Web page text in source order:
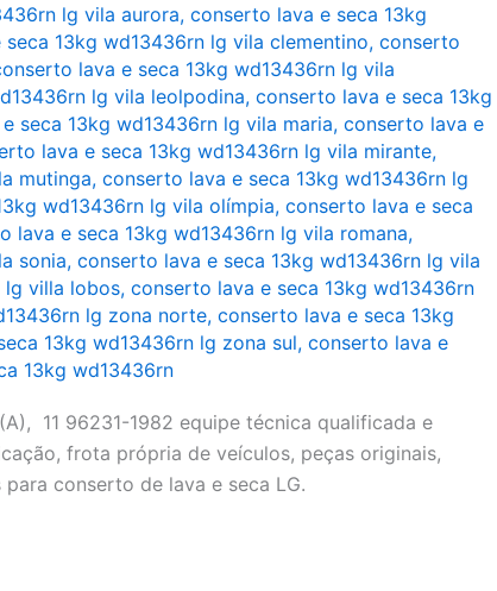
lg vila aurora, conserto lava e seca 13kg
13kg wd13436rn lg vila clementino, conserto
lava e seca 13kg wd13436rn lg vila
lg vila leolpodina, conserto lava e seca 13kg
seca 13kg wd13436rn lg vila maria, conserto lava e
lava e seca 13kg wd13436rn lg vila mirante,
mutinga, conserto lava e seca 13kg wd13436rn lg
wd13436rn lg vila olímpia, conserto lava e seca
lava e seca 13kg wd13436rn lg vila romana,
sonia, conserto lava e seca 13kg wd13436rn lg vila
lg villa lobos, conserto lava e seca 13kg wd13436rn
lg zona norte, conserto lava e seca 13kg
13kg wd13436rn lg zona sul, conserto lava e
13kg wd13436rn
11 96231-1982 equipe técnica qualificada e
frota própria de veículos, peças originais,
conserto de lava e seca LG.